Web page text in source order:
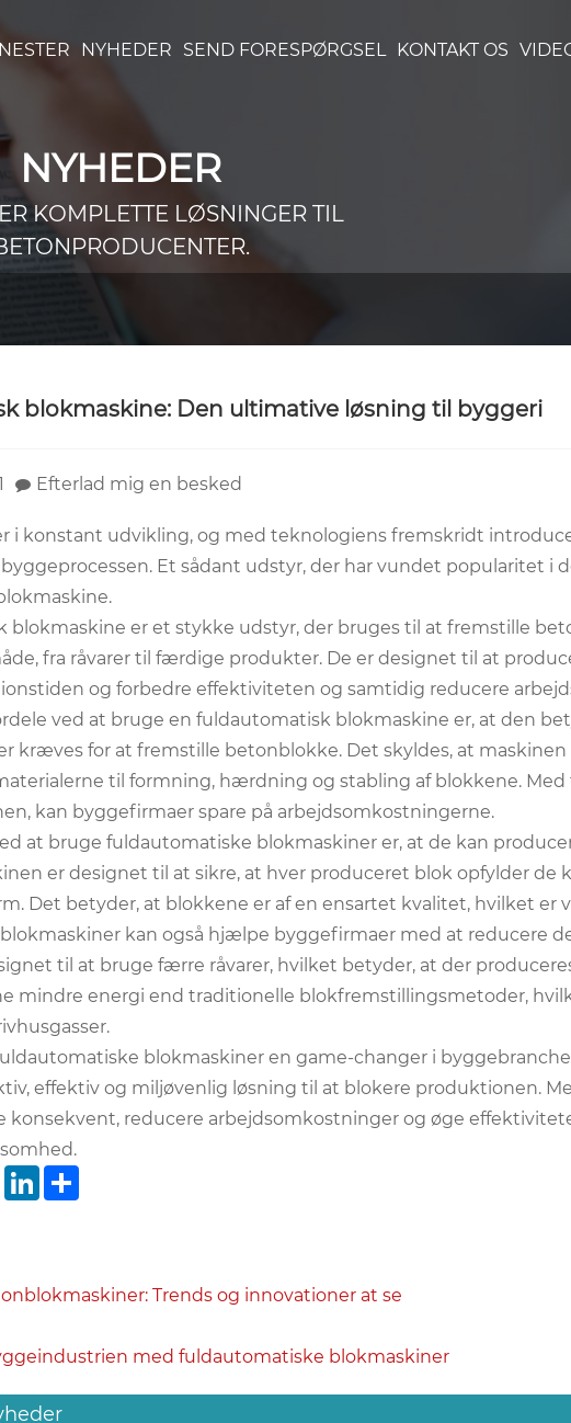
NYHEDER SEND FORESPØRGSEL KONTAKT OS
NYHEDER
KOMPLETTE LØSNINGER TIL
blokmaskine: Den ultimative løsning til byggeri
Efterlad mig en besked
i konstant udvikling, og med teknologiens fremskridt
Et sådant udstyr, der har vundet popularitet i
blokmaskine er et stykke udstyr, der bruges til at fremstille
fra råvarer til færdige produkter. De er designet til at
og forbedre effektiviteten og samtidig reducere
ved at bruge en fuldautomatisk blokmaskine er, at den
kræves for at fremstille betonblokke. Det skyldes, at
til formning, hærdning og stabling af blokkene.
kan byggefirmaer spare på arbejdsomkostningerne.
at bruge fuldautomatiske blokmaskiner er, at de kan
er designet til at sikre, at hver produceret blok opfylder de
Det betyder, at blokkene er af en ensartet kvalitet, hvilket er
kan også hjælpe byggefirmaer med at reducere
til at bruge færre råvarer, hvilket betyder, at der
mindre energi end traditionelle blokfremstillingsmetoder,
blokmaskiner en game-changer i
effektiv og miljøvenlig løsning til at blokere produktionen.
konsekvent, reducere arbejdsomkostninger og øge
PinterestLinkedIn
Trends og innovationer at se
med fuldautomatiske blokmaskiner